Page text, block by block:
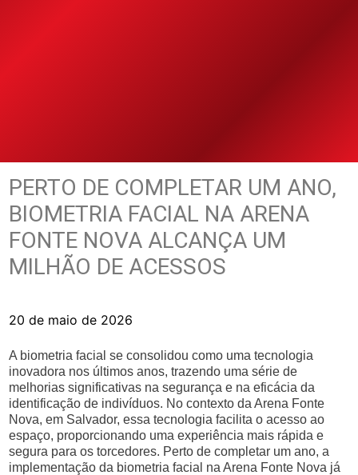
PERTO DE COMPLETAR UM ANO,
BIOMETRIA FACIAL NA ARENA
FONTE NOVA ALCANÇA UM
MILHÃO DE ACESSOS
20 de maio de 2026
A biometria facial se consolidou como uma tecnologia
inovadora nos últimos anos, trazendo uma série de
melhorias significativas na segurança e na eficácia da
identificação de indivíduos. No contexto da Arena Fonte
Nova, em Salvador, essa tecnologia facilita o acesso ao
espaço, proporcionando uma experiência mais rápida e
segura para os torcedores. Perto de completar um ano, a
implementação da biometria facial na Arena Fonte Nova já